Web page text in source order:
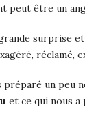
peut être un
surprise
réclamé,
préparé un peu
et ce qui nous